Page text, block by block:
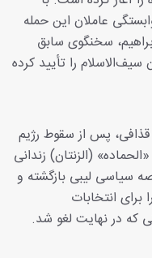
عاملان این حمله
سخنگوی سابق
را تأیید کرده
قذافی، پس از سقوط رژیم
در شهر «الحماده» (الزنتان) زندانی
سیاسی لیبی بازگشته و
را برای انتخابات
که در نهایت لغو شد.